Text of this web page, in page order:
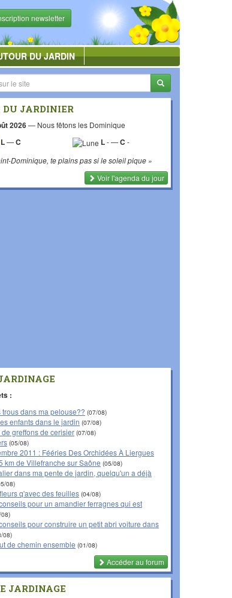
newsletter
DU JARDIN
DU JARDINIER
2026— Nous fêtons les Dominique
L—C L-—C-
Dominique, te plains pas si le soleil pique »
Voir l'agenda du jour
:
trous dans ma pelouse?? (07/08)
enfants dans le jardin (07/08)
greffons de cerisier (07/08)
(05/08)
2011 : Fééries Des Orchidées À Liergues
km de Villefranche sur Saône (05/08)
dans ma pente de jardin, quelqu'un a déjà
08)
q'avec des feuilles (04/08)
pour un amandier ferragnes qui est
pour construire un petit abri voiture dans
08)
de chemin ensemble (01/08)
Accéder au forum
JARDINAGE